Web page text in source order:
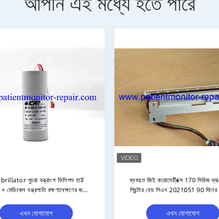
আসল M4735A ডিফিব্রিলেটর প্যাডেল,
ওয়ারেন্টি সহ এবং স্টকে ১০ জোড়া
এখন যোগাযোগ
আসল মেডিকেল পার্টস M3535A /
পোর্টেবল ডিফিব্রিলার ব্যাটারি
এখন যোগাযোগ